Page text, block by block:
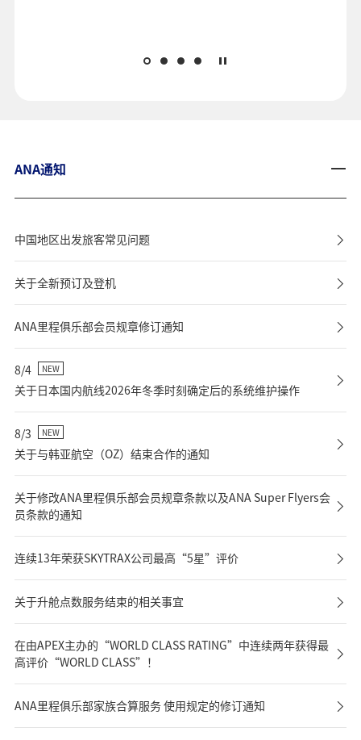
ANA通知
中国地区出发旅客常见问题
关于全新预订及登机
ANA里程俱乐部会员规章修订通知
8/4 NEW
关于日本国内航线2026年冬季时刻确定后的系统维护操作
8/3 NEW
关于与韩亚航空（OZ）结束合作的通知
关于修改ANA里程俱乐部会员规章条款以及ANA Super Flyers会
员条款的通知
连续13年荣获SKYTRAX公司最高“5星”评价
关于升舱点数服务结束的相关事宜
在由APEX主办的“WORLD CLASS RATING”中连续两年获得最
高评价“WORLD CLASS”！
ANA里程俱乐部家族合算服务 使用规定的修订通知